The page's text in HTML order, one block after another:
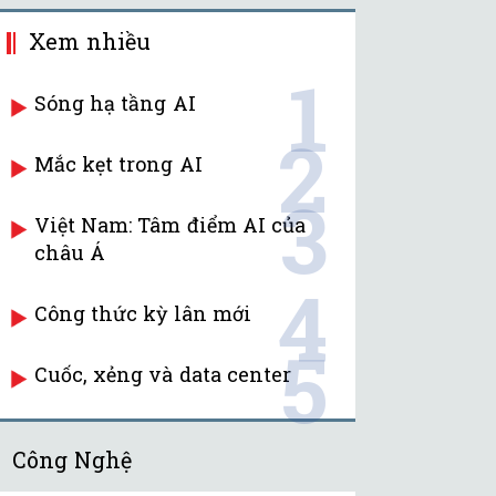
Xem nhiều
Sóng hạ tầng AI 1
Mắc kẹt trong AI 2
Việt Nam: Tâm điểm AI của
châu Á
3
Công thức kỳ lân mới 4
Cuốc, xẻng và data center5
Công Nghệ